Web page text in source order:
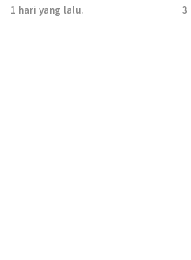
1 hari yang lalu. 3